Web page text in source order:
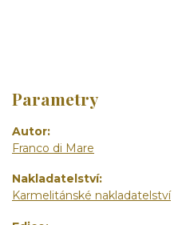
Parametry
Autor
Franco di Mare
Nakladatelství
Karmelitánské nakladatelství